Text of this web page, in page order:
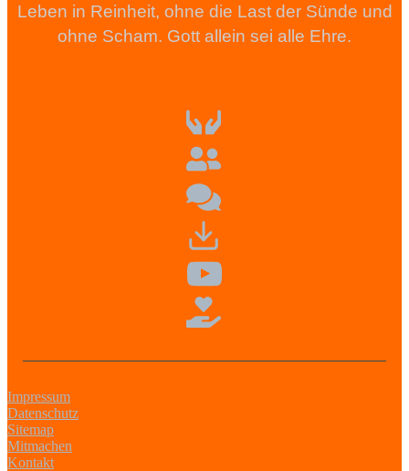
Leben in Reinheit, ohne die Last der Sünde und
ohne Scham. Gott allein sei alle Ehre.
Impressum
Datenschutz
Sitemap
Mitmachen
Kontakt